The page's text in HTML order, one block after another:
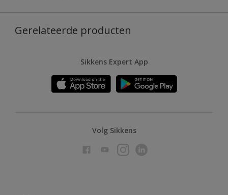
Gerelateerde producten
Sikkens Expert App
Volg Sikkens